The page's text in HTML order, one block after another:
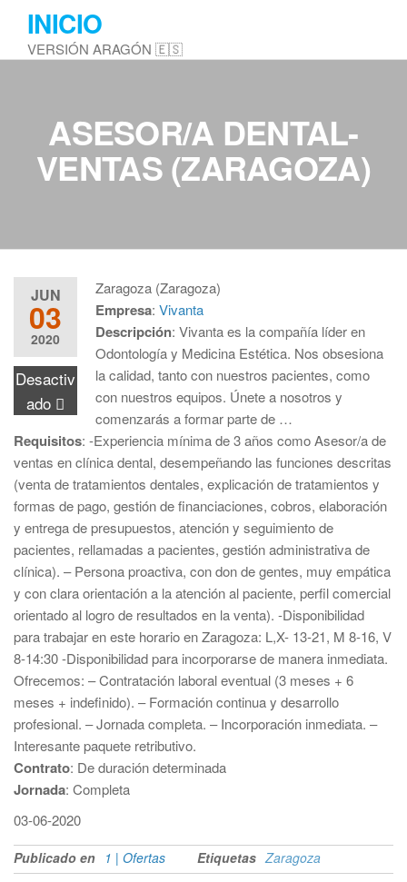
Saltar
contenido
INICIO
VERSIÓN ARAGÓN 🇪🇸
ASESOR/A DENTAL-
VENTAS (ZARAGOZA)
JUN
03
2020
Desactiv
ado
Zaragoza (Zaragoza)
Empresa: Vivanta
Descripción: Vivanta es la compañía líder en
Odontología y Medicina Estética. Nos obsesiona
la calidad, tanto con nuestros pacientes, como
con nuestros equipos. Únete a nosotros y
comenzarás a formar parte de …
Requisitos: -Experiencia mínima de 3 años como Asesor/a de
ventas en clínica dental, desempeñando las funciones descritas
(venta de tratamientos dentales, explicación de tratamientos y
formas de pago, gestión de financiaciones, cobros, elaboración
y entrega de presupuestos, atención y seguimiento de
pacientes, rellamadas a pacientes, gestión administrativa de
clínica). – Persona proactiva, con don de gentes, muy empática
y con clara orientación a la atención al paciente, perfil comercial
orientado al logro de resultados en la venta). -Disponibilidad
para trabajar en este horario en Zaragoza: L,X- 13-21, M 8-16, V
8-14:30 -Disponibilidad para incorporarse de manera inmediata.
Ofrecemos: – Contratación laboral eventual (3 meses + 6
meses + indefinido). – Formación continua y desarrollo
profesional. – Jornada completa. – Incorporación inmediata. –
Interesante paquete retributivo.
Contrato: De duración determinada
Jornada: Completa
03-06-2020
Publicado en 1 | Ofertas Etiquetas Zaragoza